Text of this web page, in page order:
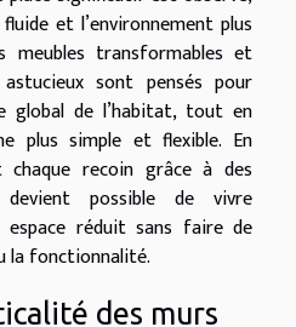
et l’environnement plus
meubles transformables et
sont pensés pour
global de l’habitat, tout en
plus simple et flexible. En
chaque recoin grâce à des
possible de vivre
réduit sans faire de
la fonctionnalité.
des murs